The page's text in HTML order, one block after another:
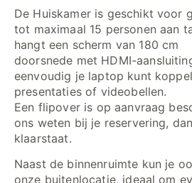
De Huiskamer is geschikt voor
tot maximaal 15 personen aan
hangt een scherm van 180 cm
doorsnede met HDMI-
eenvoudig je laptop kunt
presentaties of videobellen.
Een flipover is op aanvraag
ons weten bij je reservering,
klaarstaat.
Naast de binnenruimte kun je
onze buitenlocatie, ideaal om